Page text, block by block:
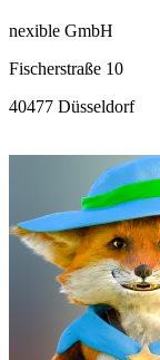
nexible GmbH
Fischerstraße 10
40477 Düsseldorf